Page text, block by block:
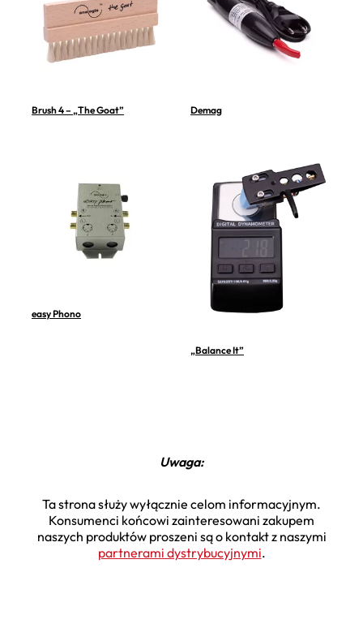
Brush 4 – „The Goat” Demag
easy Phono
„Balance It”
Uwaga:
Ta strona służy wyłącznie celom informacyjnym.
Konsumenci końcowi zainteresowani zakupem
naszych produktów proszeni są o kontakt z naszymi
partnerami dystrybucyjnymi.